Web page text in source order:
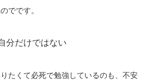
でです。
分だけではない
たくて必死で勉強しているのも、不安